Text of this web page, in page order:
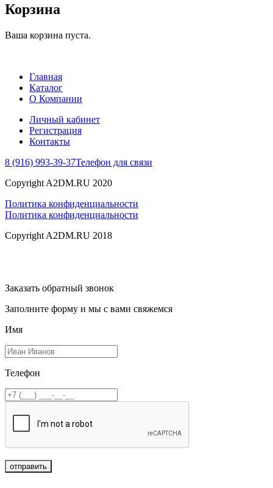
Корзина
Ваша корзина пуста.
Главная
Каталог
О Компании
Личный кабинет
Регистрация
Контакты
8 (916) 993-39-37Телефон для связи
Copyright A2DM.RU 2020
Политика конфиденциальности
Политика конфиденциальности
Copyright A2DM.RU 2018
Заказать обратный звонок
Заполните форму и мы с вами свяжемся
Имя
Телефон
отправить